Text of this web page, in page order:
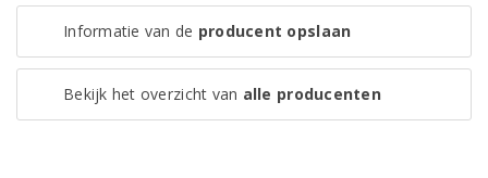
Informatie van de producent opslaan
Bekijk het overzicht van alle producenten